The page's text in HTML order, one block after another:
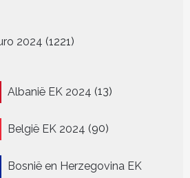
2024 1221
producten
Albanië EK 2024 1313
België EK 2024 9090
Bosnië en Herzegovina EK